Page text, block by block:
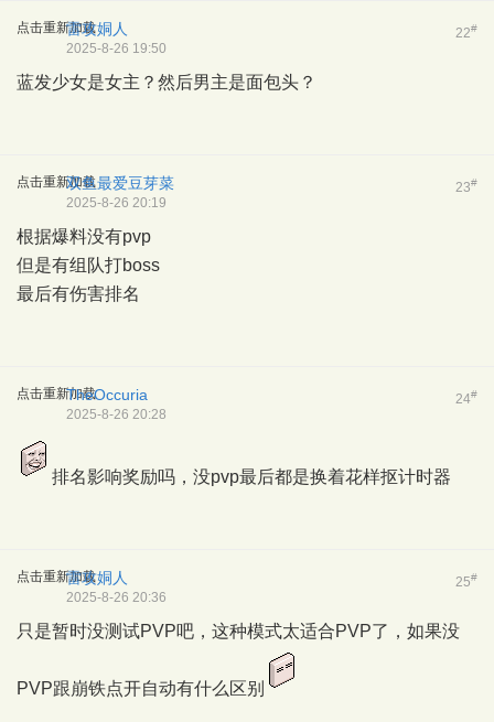
点击重新加载 22#
雷攻姛人
2025-8-26 19:50
蓝发少女是女主？然后男主是面包头？
点击重新加载 23#
双鱼最爱豆芽菜
2025-8-26 20:19
根据爆料没有pvp
但是有组队打boss
最后有伤害排名
点击重新加载 24#
TheOccuria
2025-8-26 20:28
排名影响奖励吗，没pvp最后都是换着花样抠计时器
点击重新加载 25#
雷攻姛人
2025-8-26 20:36
只是暂时没测试PVP吧，这种模式太适合PVP了，如果没
PVP跟崩铁点开自动有什么区别